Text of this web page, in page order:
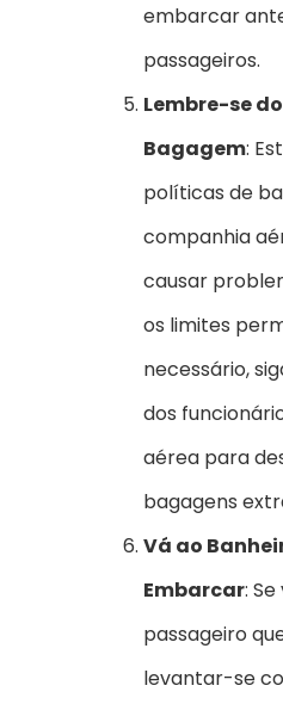
embarcar
passageiros.
Lembre-se
Bagagem:
políticas de
companhia
causar
os limites
necessário,
dos
aérea para
bagagens
Vá ao
Embarcar:
passageiro
levantar-se